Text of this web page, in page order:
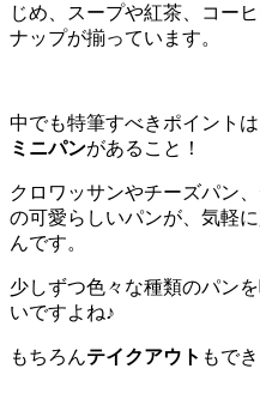
じめ、スープや紅茶、コー
ナップが揃っています。
中でも特筆すべきポイント
ミニパンがあること！
クロワッサンやチーズパン
の可愛らしいパンが、気軽
んです。
少しずつ色々な種類のパン
いですよね♪
もちろんテイクアウト もでき